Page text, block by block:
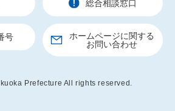
総合相談窓口
号
ホームページに関する
お問い合わせ
Prefecture All rights reserved.